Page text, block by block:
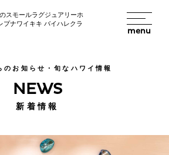
スモールラグジュアリーホ
プナワイキキ バイハレクラ
menu
のお知らせ・旬なハワイ情報
NEWS
新着情報